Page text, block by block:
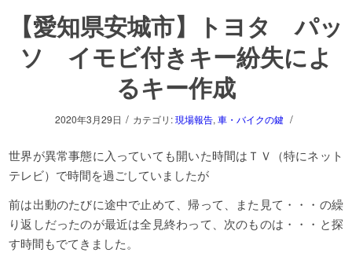
【愛知県安城市】トヨタ パッ
ソ イモビ付きキー紛失によ
るキー作成
2020年3月29日 / カテゴリ:現場報告, 車・バイクの鍵 /
世界が異常事態に入っていても開いた時間はＴＶ（特にネット
テレビ）で時間を過ごしていましたが
前は出動のたびに途中で止めて、帰って、また見て・・・の繰
り返しだったのが最近は全見終わって、次のものは・・・と探
す時間もでてきました。